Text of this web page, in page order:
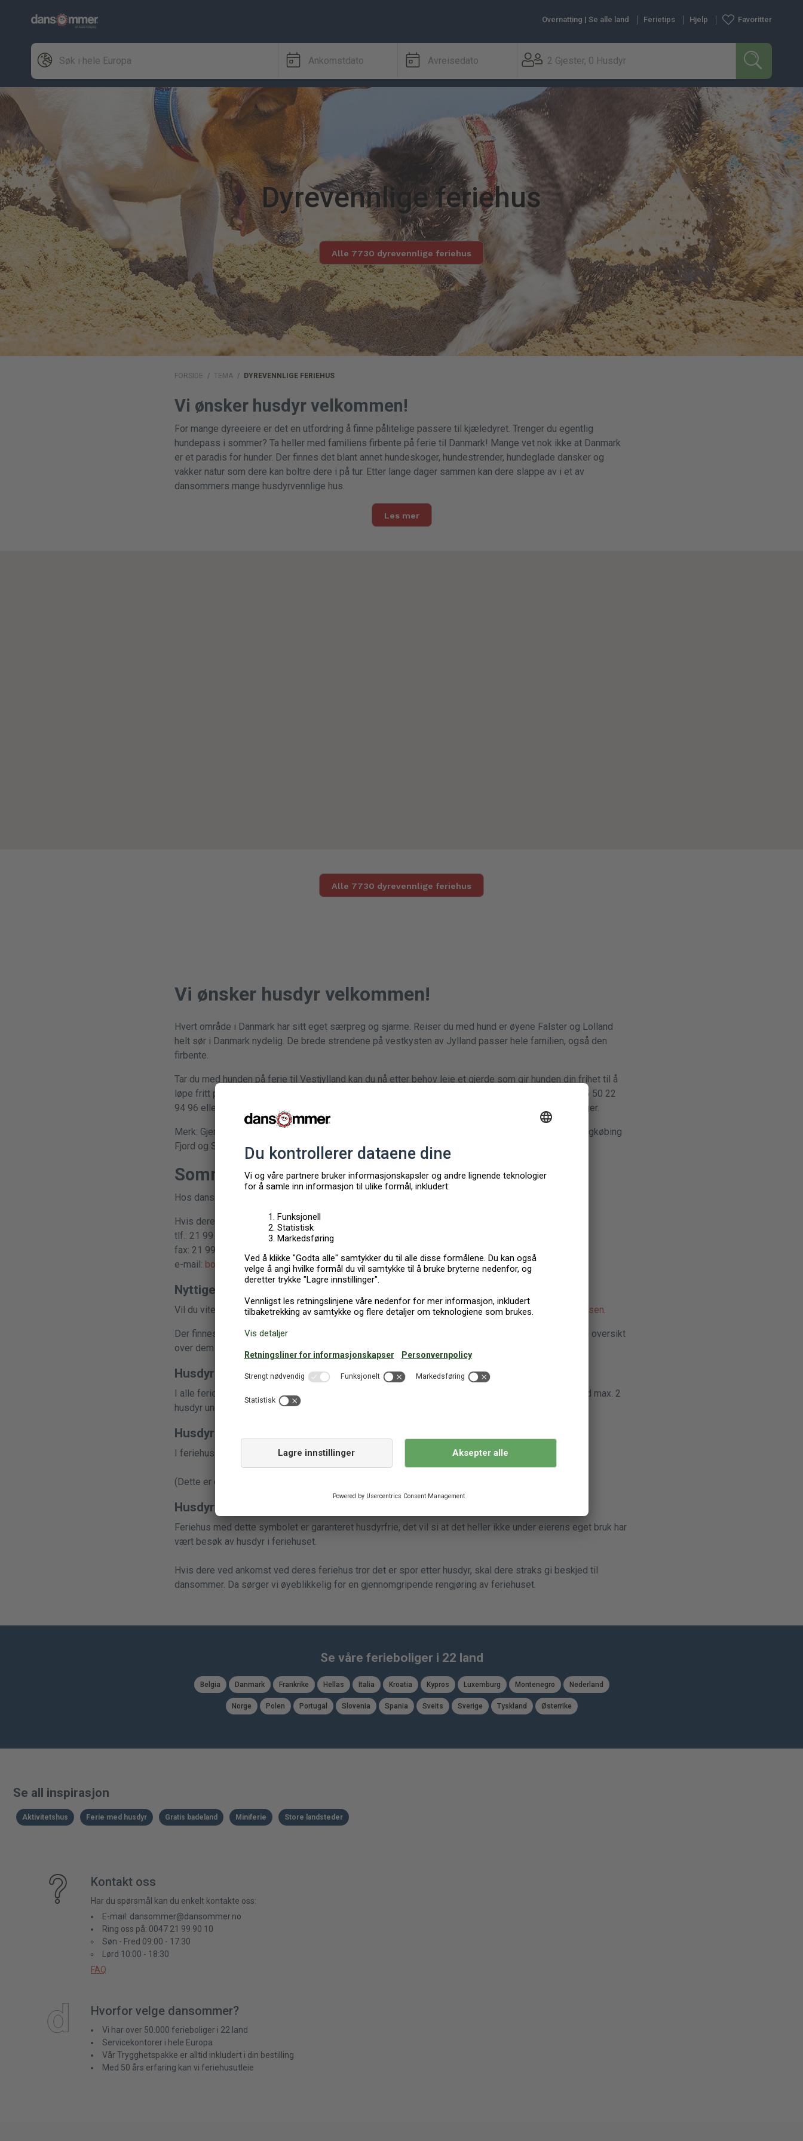
Overnatting | Se alle land Ferietips Hjelp Favoritter
Ankomstdato Avreisedato 2 Gjester, 0 Husdyr SØK
Dyrevennlige feriehus
Alle 7730 dyrevennlige feriehus
FORSIDE / TEMA / DYREVENNLIGE FERIEHUS
Vi ønsker husdyr velkommen!
For mange dyreeiere er det en utfordring å finne pålitelige passere til kjæledyret. Trenger du egentlig
hundepass i sommer? Ta heller med familiens firbente på ferie til Danmark! Mange vet nok ikke at Danmark
er et paradis for hunder. Der finnes det blant annet hundeskoger, hundestrender, hundeglade dansker og
vakker natur som dere kan boltre dere i på tur. Etter lange dager sammen kan dere slappe av i et av
dansommers mange husdyrvennlige hus.
Les mer
Alle 7730 dyrevennlige feriehus
Vi ønsker husdyr velkommen!
Hvert område i Danmark har sitt eget særpreg og sjarme. Reiser du med hund er øyene Falster og Lolland
helt sør i Danmark nydelig. De brede strendene på vestkysten av Jylland passer hele familien, også den
firbente.
Tar du med hunden på ferie til Vestjylland kan du nå etter behov leie et gjerde som gir hunden din frihet til å
løpe fritt på tomten. På denne måten kan du redusere stressnivået på ferien ytterligere. Ring tlf. +45 50 22
94 96 eller +45 50 22 93 12 eller send en e-post til:
for flere opplysninger.
Merk: Gjerder er tilgjengelige og blir levert i områdene fra Nissum Fjord og Thorsminde i nord, til Ringkøbing
Fjord og Søndervig i sør.
Sommerhus med husdyr tillat
Hos dansommer tar vi ingen ekstra gebyr for at dere tar med husdyr på ferien.
Hvis dere har behov for å ta med flere husdyr, ber vi dere kontakte dansommers salgsavdeling på:
tlf.: 21 99 90 00
fax: 21 99 90 15
e-mail: booking@dansommer.no
Nyttige lenker:
Vil du vite mer om reglene for å ferde med hund i naturen, kan du finne dem hosSkov og Naturstyrelsen.
Der finnes mange hundeskoger i Danmark hvor man kan ferdes med hund uten bånd. Du kan finne en oversikt
over dem her:
Husdyr tillatt
I alle feriehus markert med dette symbolet er våre firbente venner velkommen. Det er tillatt å ta med max. 2
husdyr under oppholdet med mindre annet er anført.
Husdyr ikke tillatt
I feriehus med dette symbolet er det ikke tillatt å ta med husdyr.
(Dette er derimot ikke noen garanti for at det ikke har tidligere vært husdyr i feriehuset)
Husdyrfrie feriehus med rengjøringsgaranti
Feriehus med dette symbolet er garanteret husdyrfrie, det vil si at det heller ikke under eierens eget bruk har
vært besøk av husdyr i feriehuset.
Hvis dere ved ankomst ved deres feriehus tror det er spor etter husdyr, skal dere straks gi beskjed til
dansommer. Da sørger vi øyeblikkelig for en gjennomgripende rengjøring av feriehuset.
Se våre ferieboliger i 22 land
Belgia Danmark Frankrike Hellas Italia Kroatia Kypros Luxemburg Montenegro Nederland
Norge Polen Portugal Slovenia Spania Sveits Sverige Tyskland Østerrike
Se all inspirasjon
Aktivitetshus Ferie med husdyr Gratis badeland Miniferie Store landsteder
Kontakt oss
Har du spørsmål kan du enkelt kontakte oss:
E-mail: dansommer@dansommer.no
Ring oss på: 0047 21 99 90 10
Søn - Fred 09:00 - 17:30
Lørd 10:00 - 18:30
FAQ
Hvorfor velge dansommer?
Vi har over 50.000 ferieboliger i 22 land
Servicekontorer i hele Europa
Vår Trygghetspakke er alltid inkludert i din bestilling
Med 50 års erfaring kan vi feriehusutleie